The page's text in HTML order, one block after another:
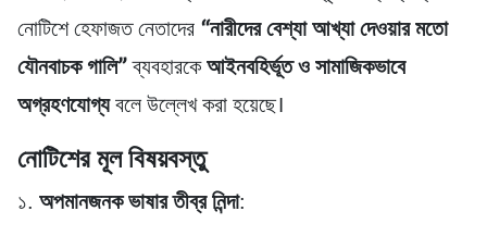
নোটিশে হেফাজত নেতাদের“নারীদের বেশ্যা আখ্যা দেওয়ার মতো
যৌনবাচক গালি”ব্যবহারকেআইনবহির্ভূত ও সামাজিকভাবে
অগ্রহণযোগ্যবলে উল্লেখ করা হয়েছে।
নোটিশের মূল বিষয়বস্তু
১.অপমানজনক ভাষার তীব্র নিন্দা: